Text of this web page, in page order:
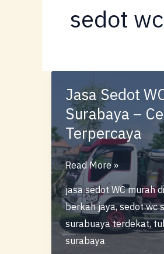
sedot
Jasa Sedot
Surabaya –
Terpercaya
Jasa
Sedot
WC
Murah
Surabaya
Read More »
jasa sedot WC murah
berkah jaya,sedot wc
surabuaya terdekat,
surabaya